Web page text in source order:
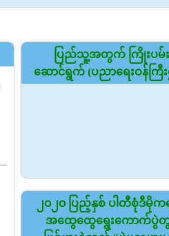
ပြည်သူ့အတွက် ကြိုးပမ်း
ဆောင်ရွက် (ပညာရေးဝန်ကြီး
၂၀၂၀ ပြည့်နှစ် ပါတီစုံဒီမိုက
အထွေထွေ‌ရွေးကောက်ပွဲ